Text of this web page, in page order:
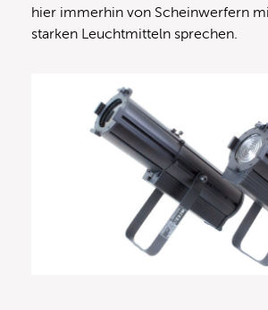
hier immerhin von Scheinwerfern
starken Leuchtmitteln sprechen.